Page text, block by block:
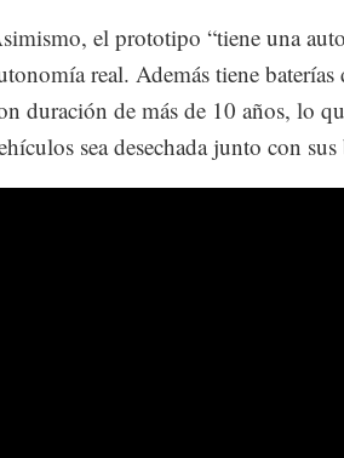
el prototipo “tiene una
real. Además tiene
duración de más de 10 años, lo
sea desechada junto con